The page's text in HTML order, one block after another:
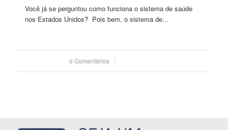
Você já se perguntou como funciona o sistema de saúde
nos Estados Unidos? Pois bem, o sistema de…
0 Comentários
/